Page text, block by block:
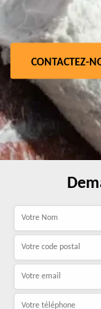
CONTACTEZ-